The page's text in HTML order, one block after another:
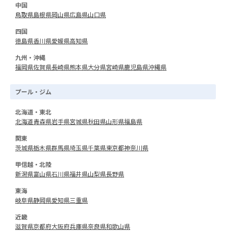
中国
鳥取県島根県岡山県広島県山口県
四国
徳島県香川県愛媛県高知県
九州・沖縄
福岡県佐賀県長崎県熊本県大分県宮崎県鹿児島県沖縄県
プール・ジム
北海道・東北
北海道青森県岩手県宮城県秋田県山形県福島県
関東
茨城県栃木県群馬県埼玉県千葉県東京都神奈川県
甲信越・北陸
新潟県富山県石川県福井県山梨県長野県
東海
岐阜県静岡県愛知県三重県
近畿
滋賀県京都府大阪府兵庫県奈良県和歌山県